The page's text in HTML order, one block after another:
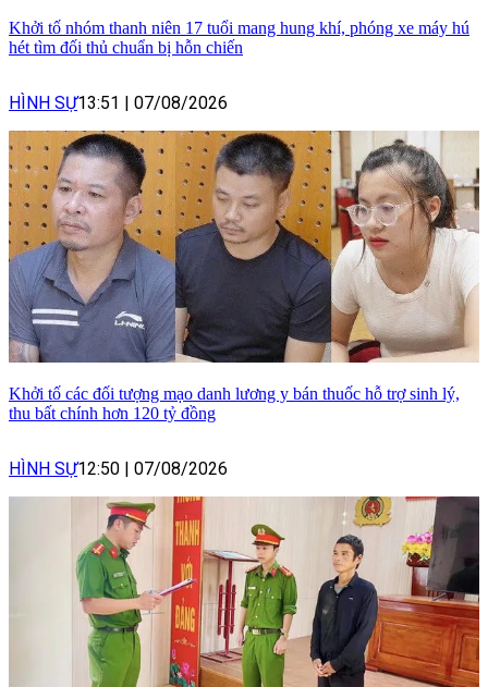
Khởi tố nhóm thanh niên 17 tuổi mang hung khí, phóng xe máy hú
hét tìm đối thủ chuẩn bị hỗn chiến
HÌNH SỰ13:51 07/08/2026
Khởi tố các đối tượng mạo danh lương y bán thuốc hỗ trợ sinh lý,
thu bất chính hơn 120 tỷ đồng
HÌNH SỰ12:50 | 07/08/2026